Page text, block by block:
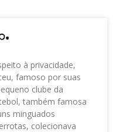
à privacidade,
famoso por suas
clube da
também famosa
minguados
colecionava